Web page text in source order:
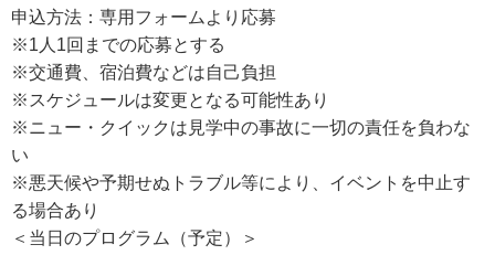
申込方法：専用フォームより応募
※1人1回までの応募とする
※交通費、宿泊費などは自己負担
※スケジュールは変更となる可能性あり
※ニュー・クイックは見学中の事故に一切の責任を負わな
い
※悪天候や予期せぬトラブル等により、イベントを中止す
る場合あり
＜当日のプログラム（予定）＞